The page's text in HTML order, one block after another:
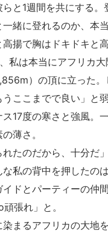
と1週間を共にする。
一緒に登れるのか、本
揚で胸はドキドキと
私は本当にアフリカ大
）の頂に立った
ここまでで良い」と
17度の寒さと強風。
薄さ。
れたのだから、十分だ
私の背中を押したの
ドとパーティーの仲
張れ」と。
まるアフリカの大地